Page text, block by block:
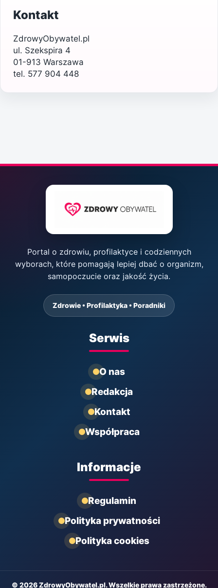
Kontakt
ZdrowyObywatel.pl
ul. Szekspira 4
01-913 Warszawa
tel. 577 904 448
Portal o zdrowiu, profilaktyce i codziennych
wyborach, które pomagają lepiej dbać o organizm,
samopoczucie oraz jakość życia.
Zdrowie • Profilaktyka • Poradniki
Serwis
O nas
Redakcja
Kontakt
Współpraca
Informacje
Regulamin
Polityka prywatności
Polityka cookies
© 2026 ZdrowyObywatel.pl. Wszelkie prawa zastrzeżone.